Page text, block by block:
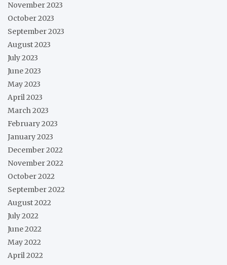
November 2023
October 2023
September 2023
August 2023
July 2023
June 2023
May 2023
April 2023
March 2023
February 2023
January 2023
December 2022
November 2022
October 2022
September 2022
August 2022
July 2022
June 2022
May 2022
April 2022